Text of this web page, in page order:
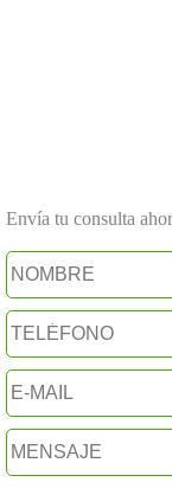
Envía tu consulta